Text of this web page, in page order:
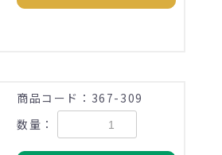
商品コード：367-309
数量：